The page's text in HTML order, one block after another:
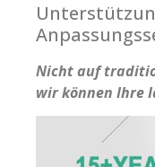
Nicht auf
wir können Ihre